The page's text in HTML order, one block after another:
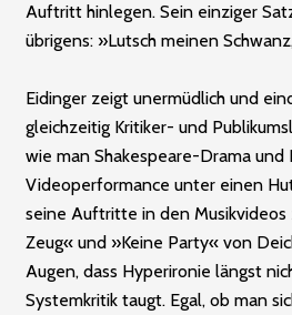
Auftritt hinlegen. Sein einziger
übrigens: »Lutsch meinen
Eidinger zeigt unermüdlich und
gleichzeitig Kritiker- und
wie man Shakespeare-Drama und
Videoper­formance unter einen
seine Auftritte in den Musikvideos
Zeug« und »Keine Party« von
Augen, dass Hyper­ironie längst
Systemkritik taugt. Egal, ob man